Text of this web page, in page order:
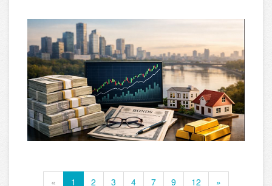
« 1 2 3 4 7 9 12 »